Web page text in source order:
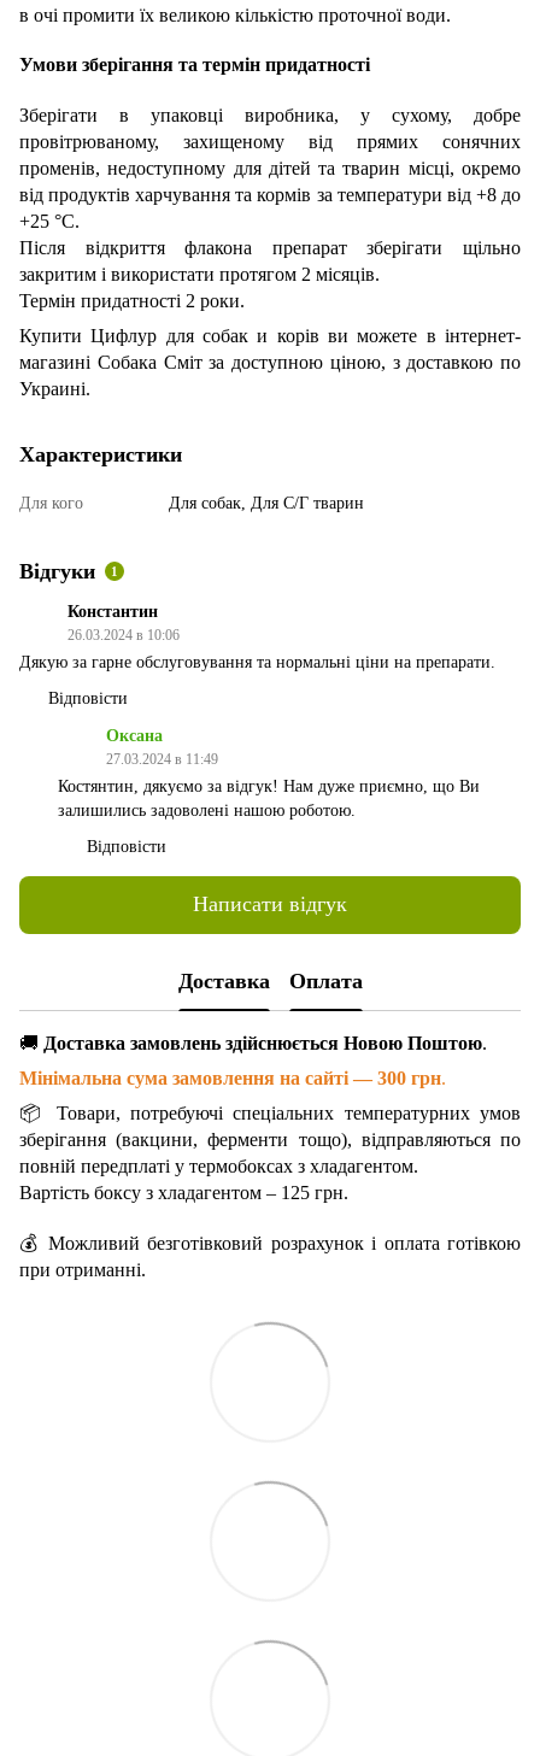
в очі промити їх великою кількістю проточної води.
Умови зберігання та термін придатності
Зберігати в упаковці виробника, у сухому, добре
провітрюваному, захищеному від прямих сонячних
променів, недоступному для дітей та тварин місці, окремо
від продуктів харчування та кормів за температури від +8 до
+25 °С.
Після відкриття флакона препарат зберігати щільно
закритим і використати протягом 2 місяців.
Термін придатності 2 роки.
Купити Цифлур для собак и корів ви можете в інтернет-
магазині Собака Сміт за доступною ціною, з доставкою по
Украині.
Характеристики
Для кого Для собак, Для С/Г тварин
Відгуки 1
Константин
26.03.2024 в 10:06
Дякую за гарне обслуговування та нормальні ціни на препарати.
Відповісти
Оксана
27.03.2024 в 11:49
Костянтин, дякуємо за відгук! Нам дуже приємно, що Ви
залишились задоволені нашою роботою.
Відповісти
Написати відгук
Доставка Оплата
🚚 Доставка замовлень здійснюється Новою Поштою.
Мінімальна сума замовлення на сайті — 300 грн.
📦 Товари, потребуючі спеціальних температурних умов
зберігання (вакцини, ферменти тощо), відправляються по
повній передплаті у термобоксах з хладагентом.
Вартість боксу з хладагентом – 125 грн.
💰 Можливий безготівковий розрахунок і оплата готівкою
при отриманні.